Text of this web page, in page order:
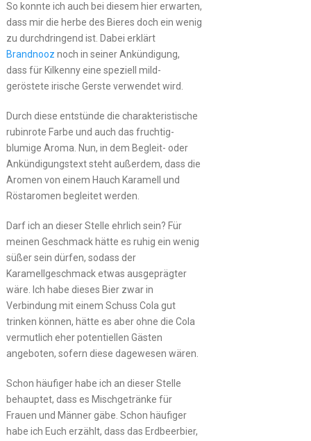
So konnte ich auch bei diesem hier erwarten,
dass mir die herbe des Bieres doch ein wenig
zu durchdringend ist. Dabei erklärt
Brandnooz noch in seiner Ankündigung,
dass für Kilkenny eine speziell mild-
geröstete irische Gerste verwendet wird.
Durch diese entstünde die charakteristische
rubinrote Farbe und auch das fruchtig-
blumige Aroma. Nun, in dem Begleit- oder
Ankündigungstext steht außerdem, dass die
Aromen von einem Hauch Karamell und
Röstaromen begleitet werden.
Darf ich an dieser Stelle ehrlich sein? Für
meinen Geschmack hätte es ruhig ein wenig
süßer sein dürfen, sodass der
Karamellgeschmack etwas ausgeprägter
wäre. Ich habe dieses Bier zwar in
Verbindung mit einem Schuss Cola gut
trinken können, hätte es aber ohne die Cola
vermutlich eher potentiellen Gästen
angeboten, sofern diese dagewesen wären.
Schon häufiger habe ich an dieser Stelle
behauptet, dass es Mischgetränke für
Frauen und Männer gäbe. Schon häufiger
habe ich Euch erzählt, dass das Erdbeerbier,